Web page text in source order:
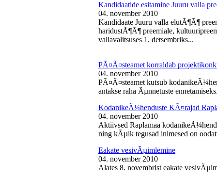
Kandidaatide esitamine Juuru valla
04. november 2010
Kandidaate Juuru valla elutÃ¶Ã¶
haridustÃ¶Ã¶ preemiale,
vallavalitsuses 1. detsembriks...
PÃ¤Ã¤steamet korraldab
04. november 2010
PÃ¤Ã¤steamet kutsub
antakse raha Ãµnnetuste
KodanikeÃ¼henduste KÃ¤rajad
04. november 2010
Aktiivsed Raplamaa
ning kÃµik tegusad inimesed on
Eakate vesivÃµimlemine
04. november 2010
Alates 8. novembrist eakate